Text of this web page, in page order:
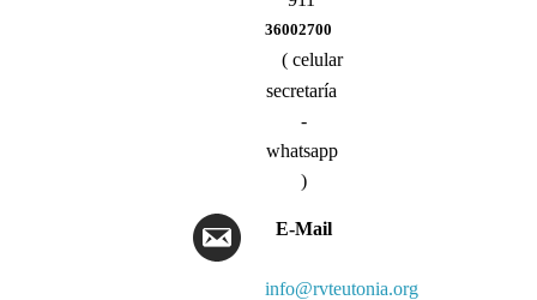
36002700
( celular
secretaría
-
whatsapp
)
E-Mail
info@rvteutonia.org